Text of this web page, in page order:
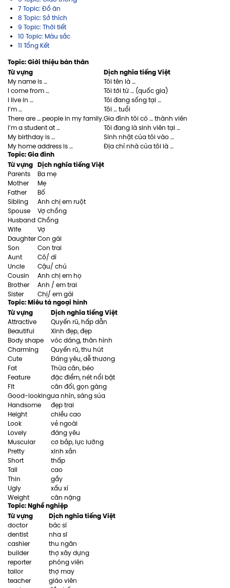
7 Topic: Đồ ăn
8 Topic: Sở thích
9 Topic: Thời tiết
10 Topic: Màu sắc
11 Tổng Kết
Topic: Giới thiệu bản thân
Từ vựng
Dịch nghĩa tiếng Việt
My name is …
Tôi tên là …
I come from …
Tôi tới từ … (quốc gia)
I live in …
Tôi đang sống tại …
I’m …
Tôi … tuổi
There are … people in my family.Gia đình tôi có … thành viên
I’m a student at …
Tôi đang là sinh viên tại …
My birthday is …
Sinh nhật của tôi vào …
My home address is …
Địa chỉ nhà của tôi là …
Topic: Gia đình
Từ vựng Dịch nghĩa tiếng Việt
Parents
Ba mẹ
Mother
Mẹ
Father
Bố
Sibling
Anh chị em ruột
Spouse
Vợ chồng
Husband Chồng
Wife
Vợ
DaughterCon gái
Son
Con trai
Aunt
Cô/ dì
Uncle
Cậu/ chú
Cousin
Anh chị em họ
Brother
Anh / em trai
Sister
Chị/ em gái
Topic: Miêu tả ngoại hình
Từ vựng
Dịch nghĩa tiếng Việt
Attractive
Quyến rũ, hấp dẫn
Beautiful
Xinh đẹp, đẹp
Body shape
vóc dáng, thân hình
Charming
Quyến rũ, thu hút
Cute
Đáng yêu, dễ thương
Fat
Thừa cân, béo
Feature
đặc điểm, nét nổi bật
Fit
cân đối, gọn gàng
Good-lookingưa nhìn, sáng sủa
Handsome
đẹp trai
Height
chiều cao
Look
vẻ ngoài
Lovely
đáng yêu
Muscular
cơ bắp, lực lưỡng
Pretty
xinh xắn
Short
thấp
Tall
cao
Thin
gầy
Ugly
xấu xí
Weight
cân nặng
Topic: Nghề nghiệp
Từ vựng
Dịch nghĩa tiếng Việt
doctor
bác sĩ
dentist
nha sĩ
cashier
thu ngân
builder
thợ xây dựng
reporter
phóng viên
tailor
thợ may
teacher
giáo viên